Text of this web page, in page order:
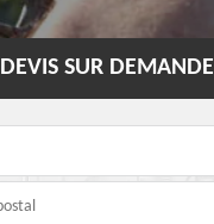
DEVIS SUR DEMANDE